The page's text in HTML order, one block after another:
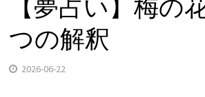
【夢占い】梅の
つの解釈
2026-06-22